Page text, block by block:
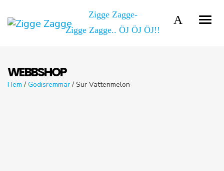
Zigge Zagge-
Zigge Zagge.. ÖJ ÖJ ÖJ!!
WEBBSHOP
Hem / Godisremmar / Sur Vattenmelon